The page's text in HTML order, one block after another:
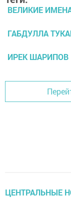
ВЕЛИКИЕ
ГАБДУЛЛА
ИРЕК ШАРИПОВ
ЦЕНТРАЛЬНЫЕ